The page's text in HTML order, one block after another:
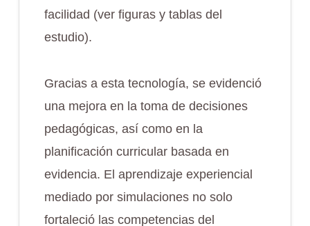
facilidad (ver figuras y tablas del
estudio).
Gracias a esta tecnología, se evidenció
una mejora en la toma de decisiones
pedagógicas, así como en la
planificación curricular basada en
evidencia. El aprendizaje experiencial
mediado por simulaciones no solo
fortaleció las competencias del